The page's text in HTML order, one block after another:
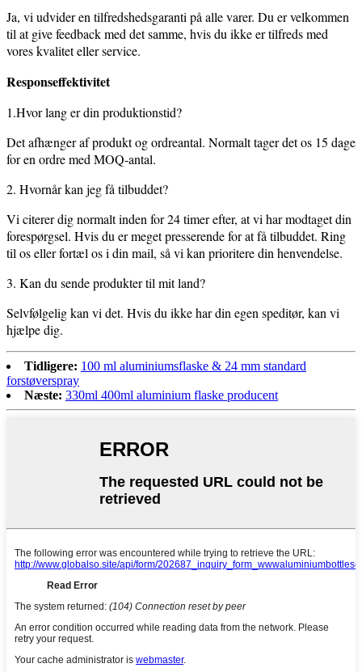
Ja, vi udvider en tilfredshedsgaranti på alle varer. Du er velkommen
til at give feedback med det samme, hvis du ikke er tilfreds med
vores kvalitet eller service.
Responseffektivitet
1.Hvor lang er din produktionstid?
Det afhænger af produkt og ordreantal. Normalt tager det os 15 dage
for en ordre med MOQ-antal.
2. Hvornår kan jeg få tilbuddet?
Vi citerer dig normalt inden for 24 timer efter, at vi har modtaget din
forespørgsel. Hvis du er meget presserende for at få tilbuddet. Ring
til os eller fortæl os i din mail, så vi kan prioritere din henvendelse.
3. Kan du sende produkter til mit land?
Selvfølgelig kan vi det. Hvis du ikke har din egen speditør, kan vi
hjælpe dig.
Tidligere: 100 ml aluminiumsflaske & 24 mm standard
forstøverspray
Næste: 330ml 400ml aluminium flaske producent